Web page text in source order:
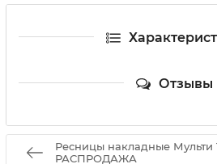
Отзывы
Ресницы накладные Мульти
РАСПРОДАЖА